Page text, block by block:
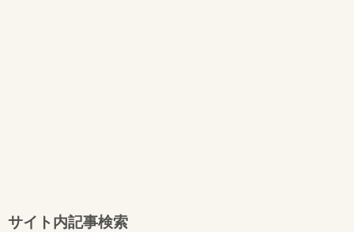
サイト内記事検索